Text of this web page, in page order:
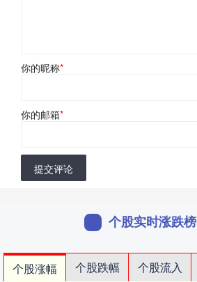
你的昵称*
你的邮箱*
提交评论
个股实时涨跌榜
个股涨幅 个股跌幅 个股流入